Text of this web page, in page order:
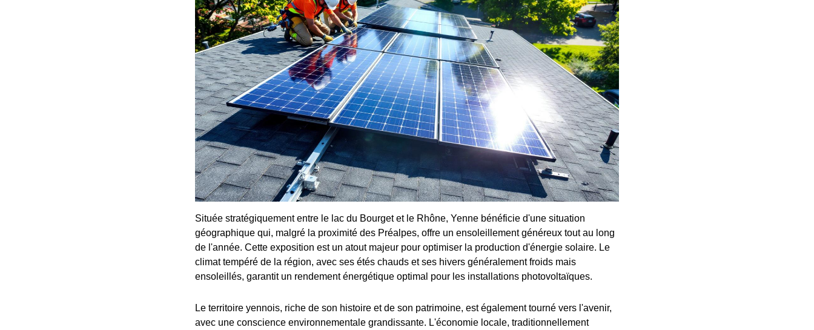
Située stratégiquement entre le lac du Bourget et le Rhône, Yenne bénéficie d'une situation
géographique qui, malgré la proximité des Préalpes, offre un ensoleillement généreux tout au long
de l'année. Cette exposition est un atout majeur pour optimiser la production d'énergie solaire. Le
climat tempéré de la région, avec ses étés chauds et ses hivers généralement froids mais
ensoleillés, garantit un rendement énergétique optimal pour les installations photovoltaïques.
Le territoire yennois, riche de son histoire et de son patrimoine, est également tourné vers l'avenir,
avec une conscience environnementale grandissante. L'économie locale, traditionnellement